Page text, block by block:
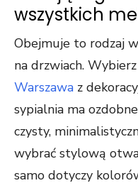
wszystkich
Obejmuje to rodzaj
na drzwiach. Wybierz
Warszawa z
sypialnia ma
czysty,
wybrać stylową
samo dotyczy